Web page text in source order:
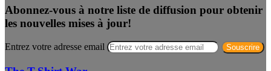
Abonnez-vous à notre liste de diffusion pour obtenir
les nouvelles mises à jour!
Entrez votre adresse email